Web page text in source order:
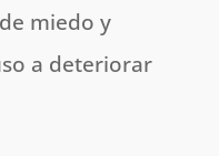
miedo y
a deteriorar